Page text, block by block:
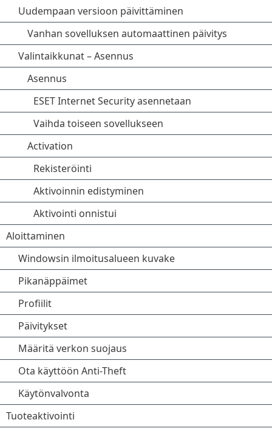
Uudempaan versioon päivittäminen
Vanhan sovelluksen automaattinen päivitys
Valintaikkunat – Asennus
Asennus
ESET Internet Security asennetaan
Vaihda toiseen sovellukseen
Activation
Rekisteröinti
Aktivoinnin edistyminen
Aktivointi onnistui
Aloittaminen
Windowsin ilmoitusalueen kuvake
Pikanäppäimet
Profiilit
Päivitykset
Määritä verkon suojaus
Ota käyttöön Anti-Theft
Käytönvalvonta
Tuoteaktivointi